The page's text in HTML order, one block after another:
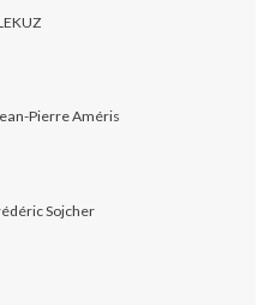
Pierre Améris
Sojcher